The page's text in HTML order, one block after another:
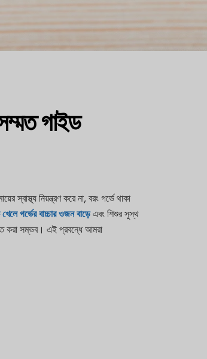
গাইড
স্বাস্থ্য নিয়ন্ত্রণ করে না, বরং গর্ভে থাকা
গর্ভের বাচ্চার ওজন বাড়েএবং শিশুর সুস্থ
করা সম্ভব। এই প্রবন্ধে আমরা